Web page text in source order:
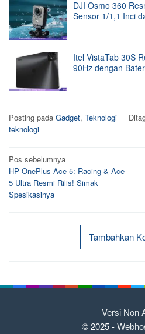
DJI Osmo 360
Sensor 1/1,1 Inci
Itel VistaTab 30S
90Hz dengan
Posting pada Gadget, Teknologi
teknologi
Navigasi
pos
Pos sebelumnya
HP OnePlus Ace 5: Racing & Ace
5 Ultra Resmi Rilis! Simak
Spesikasinya
Tambahkan
Versi Non
© 2025 -